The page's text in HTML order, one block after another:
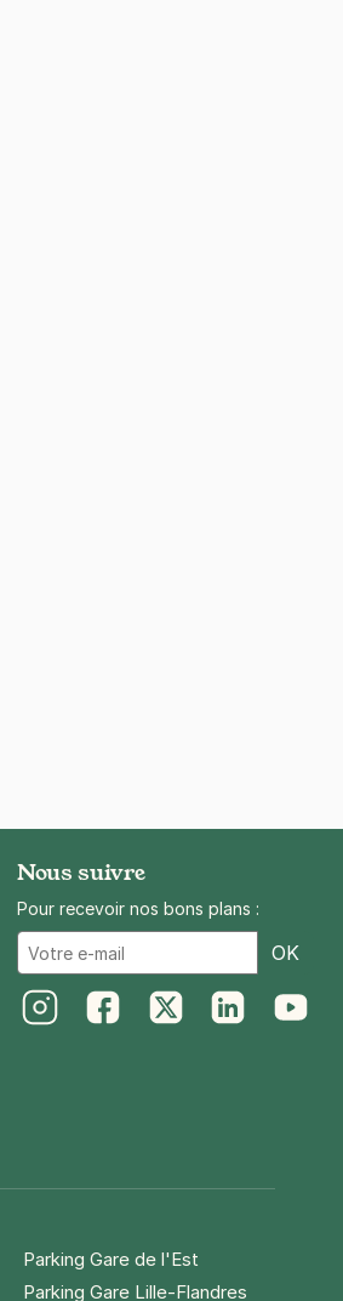
Nous suivre
Pour recevoir nos bons plans :
OK
Parking Gare de l'Est
Parking Gare Lille-Flandres